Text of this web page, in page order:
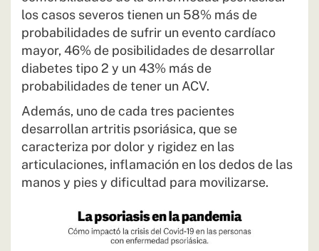
los casos severos tienen un 58% más de
probabilidades de sufrir un evento cardíaco
mayor, 46% de posibilidades de desarrollar
diabetes tipo 2 y un 43% más de
probabilidades de tener un ACV.
Además, uno de cada tres pacientes
desarrollan artritis psoriásica, que se
caracteriza por dolor y rigidez en las
articulaciones, inflamación en los dedos de las
manos y pies y dificultad para movilizarse.